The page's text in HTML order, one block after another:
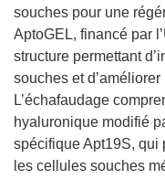
souches pour une
AptoGEL, financé par
structure permettant
souches et
L’échafaudage
hyaluronique modifié
spécifique Apt19S, qui
les cellules souches